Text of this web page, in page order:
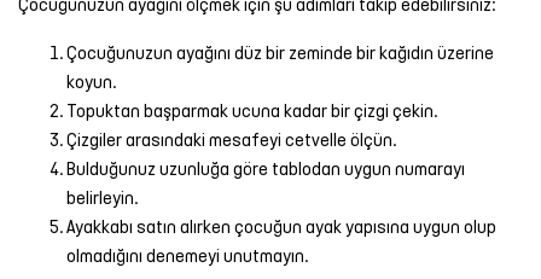
Çocuğunuzun ayağını düz bir zeminde bir kağıdın üzerine
koyun.
Topuktan başparmak ucuna kadar bir çizgi çekin.
Çizgiler arasındaki mesafeyi cetvelle ölçün.
Bulduğunuz uzunluğa göre tablodan uygun numarayı
belirleyin.
Ayakkabı satın alırken çocuğun ayak yapısına uygun olup
olmadığını denemeyi unutmayın.